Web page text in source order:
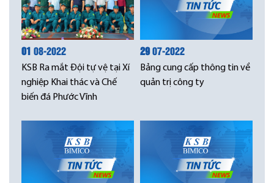
01 08-2022
KSB Ra mắt Đội tự vệ tại Xí
nghiệp Khai thác và Chế
biến đá Phước Vĩnh
2907-2022
Bảng cung cấp thông tin về
quản trị công ty